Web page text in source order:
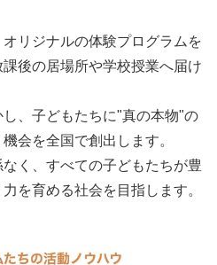
リジナルの体験プログラムを
後の居場所や学校授業へ届け
、子どもたちに"真の本物"の
会を全国で創出します。
く、すべての子どもたちが豊
を育める社会を目指します。